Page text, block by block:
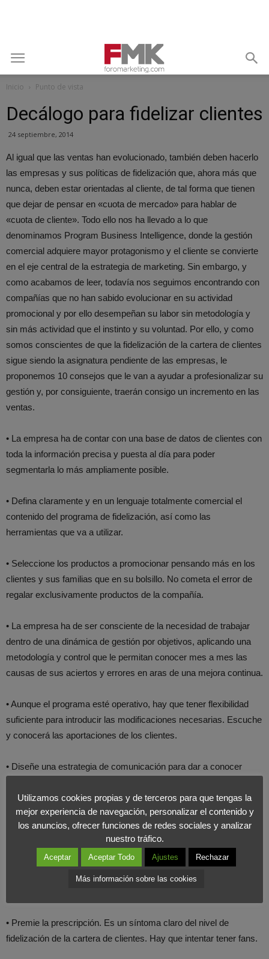
Inicio Punto de vista
Decálogo para fidelizar clientes
24 septiembre, 2014
Al igual que las ventas han evolucionado, también deben hacerlo
las empresas y sus políticas de fidelización que, ahora más que
nunca, deben estar orientadas al cliente, de tal forma que tienen
que dejar de pensar en «cuota de mercado» para hablar de
«cuota de cliente». Todo ello nos ha llevado a lo que
denominamos Program Business Intelligence, donde la gestión
comercial adquiere mayor protagonismo y el cliente se convierte
en el eje central de la estrategia de marketing. Sin embargo, y
como acabamos de leer, todavía nos seguimos encontrando con
compañías que no han sabido evolucionar en su actividad
promocional y por ello desempeñan su labor sin metodología y
sin más actividad que el instinto y su voluntad. Por ello, y como
somos conscientes de que la fidelización de la cartera de clientes
sigue siendo la asignatura pendiente de las empresas, le
proponemos 10 consejos que le van a ayudar a profesionalizar su
gestión y, por consiguiente, traerán consigo un incremento en las
ventas.
• La empresa ha de contar con una base de datos de clientes con
toda la información precisa y puesta al día para poder
segmentarla lo más ampliamente posible.
• Defina claramente y en un lenguaje totalmente comercial el
contenido del programa de fidelización, así como las
herramientas que va a utilizar.
• Seleccione los productos a promocionar pensando más en los
clientes y sus familias que en su bolsillo. No cometa el error de
regalar exclusivamente productos de la compañía.
• La empresa ha de ser consciente de la necesidad de trabajar
dentro de una dinámica de gestión por objetivos, aplicando una
metodología y control que le permitan conocer mes a mes las
causas de sus aciertos y errores en aras de una mejora continua.
• Aunque el programa esté operativo, hay que tener flexibilidad
suficiente para introducir las modificaciones necesarias. Escuche
y conocerá las aportaciones de los clientes.
• Diseñe una estrategia de comunicación para dar a conocer
• Aporte al programa un valor añadido que lo diferencie
claramente de la posible competencia y lo posicione en la mente
del cliente como proveedor incuestionable.
• Interactúe con el cliente de forma continua. Las redes sociales y
• Premie la prescripción. Es un síntoma claro del nivel de
fidelización de la cartera de clientes. Hay que intentar tener fans.
Utilizamos cookies propias y de terceros para que tengas la
mejor experiencia de navegación, personalizar el contenido y
los anuncios, ofrecer funciones de redes sociales y analizar
nuestro tráfico.
Aceptar Aceptar Todo Ajustes Rechazar
Más información sobre las cookies